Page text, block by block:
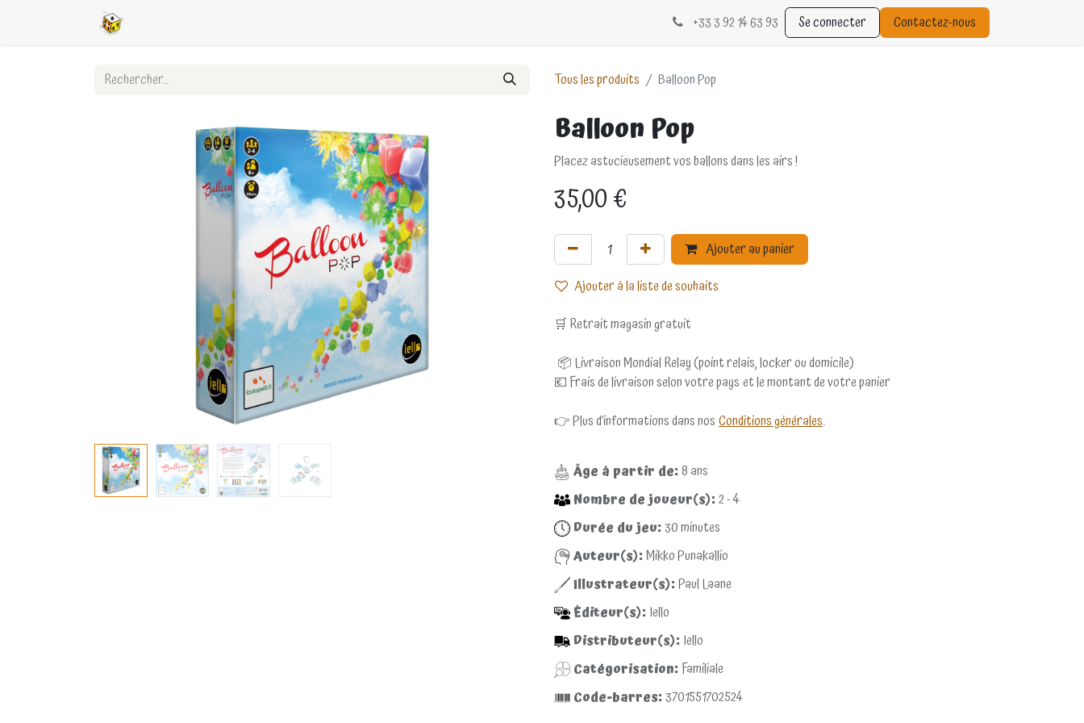
+33 3 92 14 63 93 Se connecter Contactez-nous
Tous les produits Balloon Pop
Balloon Pop
Placez astucieusement vos ballons dans les airs !
35,00€
Ajouter au panier
Ajouter à la liste de souhaits
🛒 Retrait magasin gratuit
📦 Livraison Mondial Relay (point relais, locker ou domicile)
💶 Frais de livraison selon votre pays et le montant de votre panier
👉 Plus d’informations dans nosConditions générales.
Âge à partir de:8ans
Nombre de joueur(s):2 - 4
Durée du jeu:30minutes
Auteur(s):Mikko Punakallio
Illustrateur(s):Paul Laane
Éditeur(s):Iello
Distributeur(s):Iello
Catégorisation:Familiale
Code-barres:3701551702524